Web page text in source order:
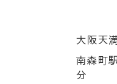
大阪天
南森町
分